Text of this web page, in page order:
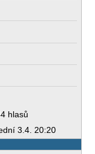
hlasů
3.4. 20:20